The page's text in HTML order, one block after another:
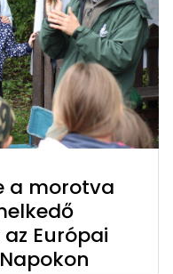
a morotva
Európai